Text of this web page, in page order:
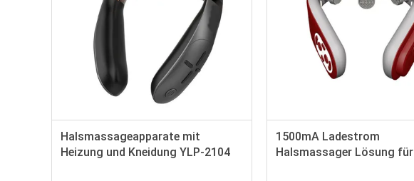
Halsmassageapparate mit
Heizung und Kneidung YLP-2104
1500mA Ladestrom
Halsmassager Lösung für